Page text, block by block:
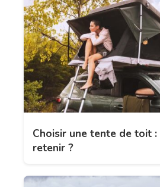
Choisir une tente de toit
retenir ?